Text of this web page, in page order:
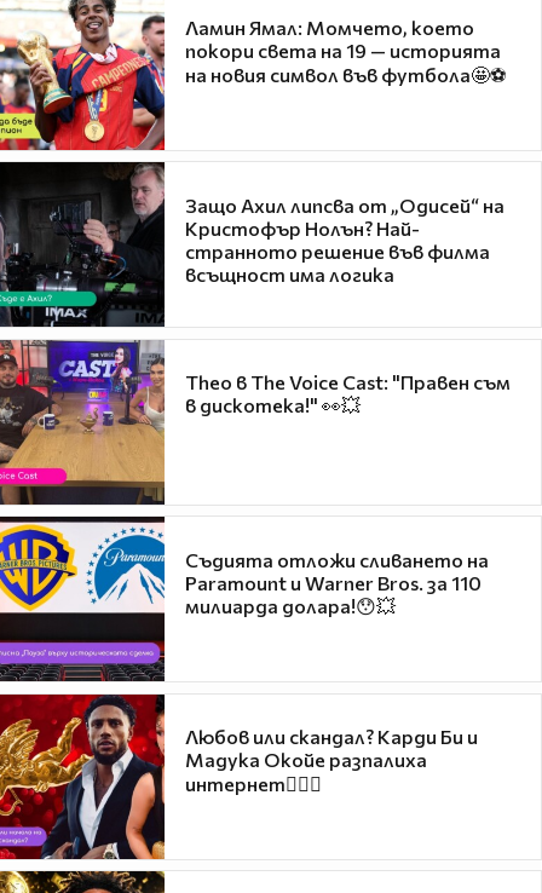
Ламин Ямал: Момчето, което
покори света на 19 — историята
на новия символ във футбола🤩⚽
Защо Ахил липсва от „Одисей“ на
Кристофър Нолън? Най-
странното решение във филма
всъщност има логика
Theo в The Voice Cast: "Правен съм
в дискотека!" 👀💥
Съдията отложи сливането на
Paramount и Warner Bros. за 110
милиарда долара!😯💥
Любов или скандал? Карди Би и
Мадука Окойе разпалиха
интернет❤️‍🔥🔥